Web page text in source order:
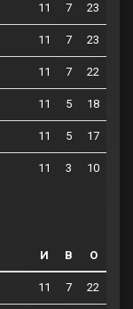
11 7 23
11 7 23
11 7 22
11 5 18
11 5 17
11 3 10
И В О
11 7 22